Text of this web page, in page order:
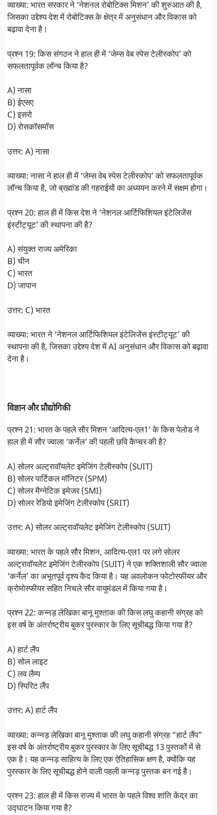
व्याख्या: भारत सरकार ने ‘नेशनल रोबोटिक्स मिशन’ की शुरुआत की है,
जिसका उद्देश्य देश में रोबोटिक्स के क्षेत्र में अनुसंधान और विकास को
बढ़ावा देना है।
प्रश्न 19: किस संगठन ने हाल ही में ‘जेम्स वेब स्पेस टेलीस्कोप’ को
सफलतापूर्वक लॉन्च किया है?
A) नासा
B) ईएसए
C) इसरो
D) रोसकॉसमॉस
उत्तर: A) नासा
व्याख्या: नासा ने हाल ही में ‘जेम्स वेब स्पेस टेलीस्कोप’ को सफलतापूर्वक
लॉन्च किया है, जो ब्रह्मांड की गहराईयों का अध्ययन करने में सक्षम होगा।
प्रश्न 20: हाल ही में किस देश ने ‘नेशनल आर्टिफिशियल इंटेलिजेंस
इंस्टीट्यूट’ की स्थापना की है?
A) संयुक्त राज्य अमेरिका
B) चीन
C) भारत
D) जापान
उत्तर: C) भारत
व्याख्या: भारत ने ‘नेशनल आर्टिफिशियल इंटेलिजेंस इंस्टीट्यूट’ की
स्थापना की है, जिसका उद्देश्य देश में AI अनुसंधान और विकास को बढ़ावा
देना है।
विज्ञान और प्रौद्योगिकी
प्रश्न 21: भारत के पहले सौर मिशन ‘आदित्य-एल1’ के किस पेलोड ने
हाल ही में सौर ज्वाला ‘कर्नेल’ की पहली छवि कैप्चर की है?
A) सोलर अल्ट्रावॉयलेट इमेजिंग टेलीस्कोप (SUIT)
B) सोलर पार्टिकल मॉनिटर (SPM)
C) सोलर मैग्नेटिक इमेजर (SMI)
D) सोलर रेडियो इमेजिंग टेलीस्कोप (SRIT)
उत्तर: A) सोलर अल्ट्रावॉयलेट इमेजिंग टेलीस्कोप (SUIT)
व्याख्या: भारत के पहले सौर मिशन, आदित्य-एल1 पर लगे सोलर
अल्ट्रावॉयलेट इमेजिंग टेलीस्कोप (SUIT) ने एक शक्तिशाली सौर ज्वाला
‘कर्नेल’ का अभूतपूर्व दृश्य कैद किया है। यह अवलोकन फोटोस्फीयर और
क्रोमोस्फीयर सहित निचले सौर वायुमंडल में किया गया है।
प्रश्न 22: कन्नड़ लेखिका बानू मुश्ताक की किस लघु कहानी संग्रह को
इस वर्ष के अंतर्राष्ट्रीय बुकर पुरस्कार के लिए सूचीबद्ध किया गया है?
A) हार्ट लैंप
B) सोल लाइट
C) लव लैम्प
D) स्पिरिट लैंप
उत्तर: A) हार्ट लैंप
व्याख्या: कन्नड़ लेखिका बानू मुश्ताक की लघु कहानी संग्रह “हार्ट लैंप”
इस वर्ष के अंतर्राष्ट्रीय बुकर पुरस्कार के लिए सूचीबद्ध 13 पुस्तकों में से
एक है। यह कन्नड़ साहित्य के लिए एक ऐतिहासिक क्षण है, क्योंकि यह
पुरस्कार के लिए सूचीबद्ध होने वाली पहली कन्नड़ पुस्तक बन गई है।
प्रश्न 23: हाल ही में किस राज्य में भारत के पहले विश्व शांति केंद्र का
उद्घाटन किया गया है?